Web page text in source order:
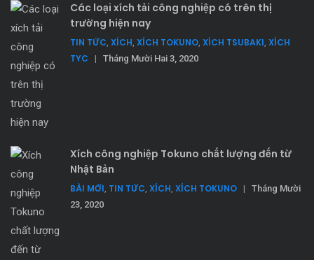
Các loại xích tải công nghiệp có trên thị
trường hiện nay
TIN TỨC, XÍCH, XÍCH TOKUNO, XÍCH TSUBAKI, XÍCH
TYC
| Tháng Mười Hai 3, 2020
Xích công nghiệp Tokuno chất lượng đến từ
Nhật Bản
BÀI MỚI, TIN TỨC, XÍCH, XÍCH TOKUNO |
Tháng Mười
23, 2020